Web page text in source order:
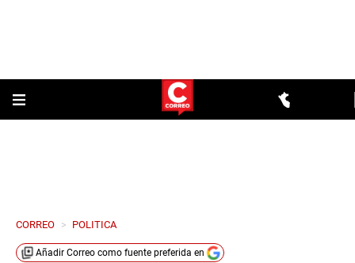
CORREO > POLITICA
Añadir Correo como fuente preferida en